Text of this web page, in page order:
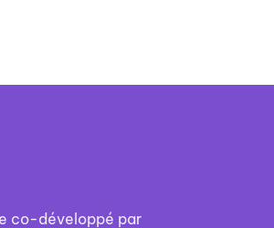
co-développé par